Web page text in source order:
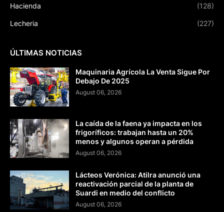
Hacienda (128)
Lecheria (227)
ÚLTIMAS NOTICIAS
Maquinaria Agrícola La Venta Sigue Por
Debajo De 2025
August 06, 2026
La caída de la faena ya impacta en los
frigoríficos: trabajan hasta un 20%
menos y algunos operan a pérdida
August 06, 2026
Lácteos Verónica: Atilra anunció una
reactivación parcial de la planta de
Suardi en medio del conflicto
August 06, 2026